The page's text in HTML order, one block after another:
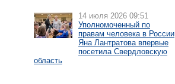
14 июля 2026 09:51
Уполномоченный по
правам человека в России
Яна Лантратова впервые
посетила Свердловскую
область